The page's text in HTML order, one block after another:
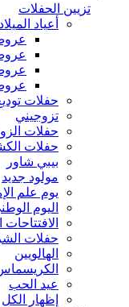
تزيين الحفلات
أعياد الميلاد
حفلات
تزوجيني
حفلات
حفلات
بيبي شاور
مولود جديد
يوم علم
اليوم
حفلات
الهالويين
عيد الحب
إظهار الكل